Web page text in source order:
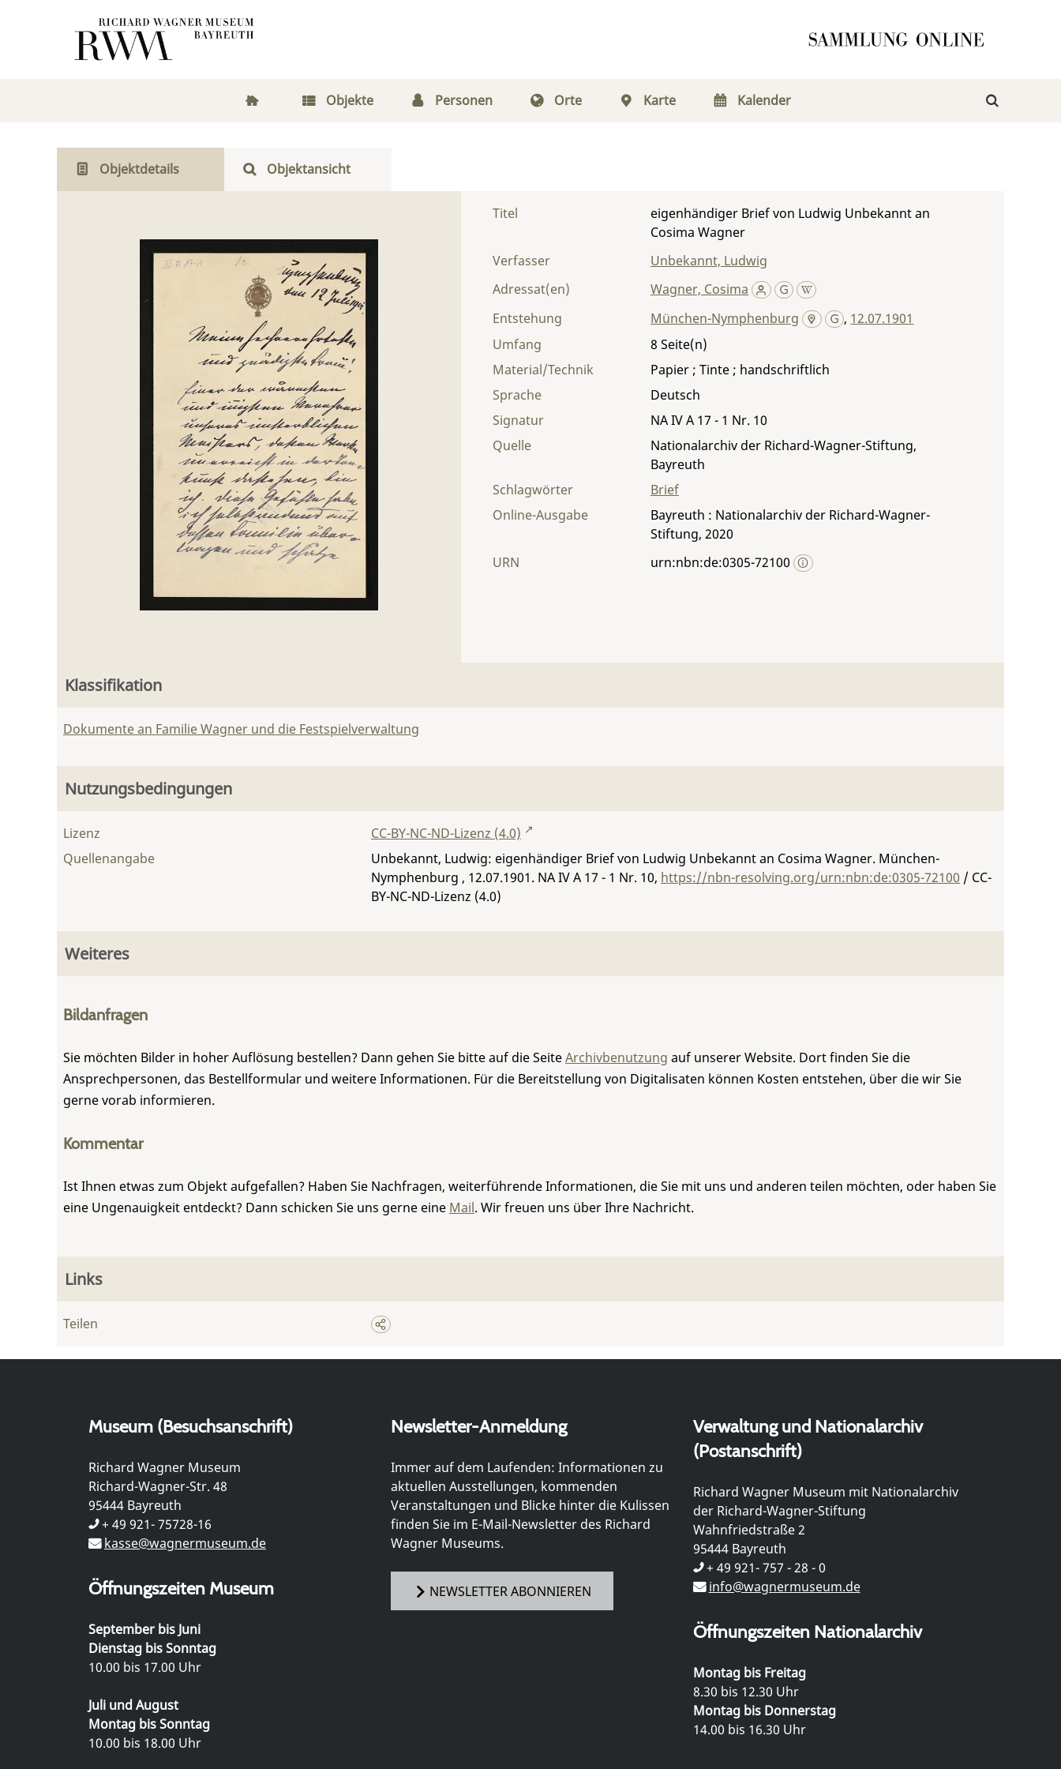
Objekte Personen Orte Karte Kalender
Objektdetails Objektansicht
Titel
eigenhändiger Brief von Ludwig Unbekannt an
Cosima Wagner
Verfasser
Unbekannt, Ludwig
Adressat(en)
Wagner, Cosima
Entstehung
München-Nymphenburg , 12.07.1901
Umfang
8
Material/Technik
Papier ; Tinte ; handschriftlich
Sprache
Deutsch
Signatur
NA IV A 17 - 1 Nr. 10
Quelle
Nationalarchiv der Richard-Wagner-Stiftung,
Bayreuth
Schlagwörter
Brief
Online-Ausgabe
Bayreuth : Nationalarchiv der Richard-Wagner-
Stiftung, 2020
URN
urn:nbn:de:0305-72100
Klassifikation
Dokumente an Familie Wagner und die Festspielverwaltung
Nutzungsbedingungen
Lizenz
CC-BY-NC-ND-Lizenz (4.0)
Quellenangabe
Unbekannt, Ludwig: eigenhändiger Brief von Ludwig Unbekannt an Cosima Wagner. München-
Nymphenburg , 12.07.1901. NA IV A 17 - 1 Nr. 10, https://nbn-resolving.org/urn:nbn:de:0305-72100 / CC-
BY-NC-ND-Lizenz (4.0)
Weiteres
Bildanfragen
Sie möchten Bilder in hoher Auflösung bestellen? Dann gehen Sie bitte auf die SeiteArchivbenutzung auf unserer Website. Dort finden Sie die
Ansprechpersonen, das Bestellformular und weitere Informationen. Für die Bereitstellung von Digitalisaten können Kosten entstehen, über die wir Sie
gerne vorab informieren.
Kommentar
Ist Ihnen etwas zum Objekt aufgefallen? Haben Sie Nachfragen, weiterführende Informationen, die Sie mit uns und anderen teilen möchten, oder haben Sie
eine Ungenauigkeit entdeckt? Dann schicken Sie uns gerne eine Mail. Wir freuen uns über Ihre Nachricht.
Links
Teilen
Museum (Besuchsanschrift)
Richard Wagner Museum
Richard-Wagner-Str. 48
95444 Bayreuth
+ 49 921- 75728-16
kasse@wagnermuseum.de
Öffnungszeiten Museum
September bis Juni
Dienstag bis Sonntag
10.00 bis 17.00 Uhr
Juli und August
Montag bis Sonntag
10.00 bis 18.00 Uhr
Newsletter-Anmeldung
Immer auf dem Laufenden: Informationen zu
aktuellen Ausstellungen, kommenden
Veranstaltungen und Blicke hinter die Kulissen
finden Sie im E-Mail-Newsletter des Richard
Wagner Museums.
NEWSLETTER ABONNIEREN
Verwaltung und Nationalarchiv
(Postanschrift)
Richard Wagner Museum mit Nationalarchiv
der Richard-Wagner-Stiftung
Wahnfriedstraße 2
95444 Bayreuth
+ 49 921- 757 - 28 - 0
info@wagnermuseum.de
Öffnungszeiten Nationalarchiv
Montag bis Freitag
8.30 bis 12.30 Uhr
Montag bis Donnerstag
14.00 bis 16.30 Uhr